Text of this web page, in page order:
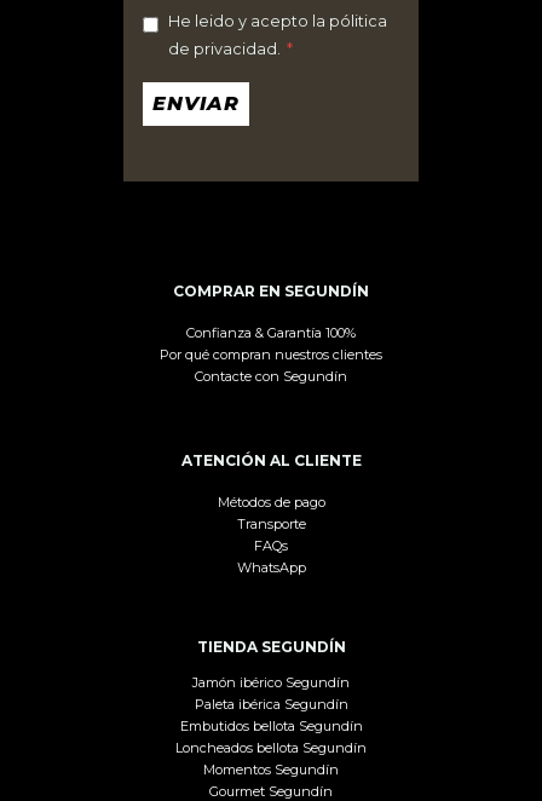
He leido y acepto la pólitica
de privacidad. *
ENVIAR
COMPRAR EN SEGUNDÍN
Confianza & Garantía 100%
Por qué compran nuestros clientes
Contacte con Segundín
ATENCIÓN AL CLIENTE
Métodos de pago
Transporte
FAQs
WhatsApp
TIENDA SEGUNDÍN
Jamón ibérico Segundín
Paleta ibérica Segundín
Embutidos bellota Segundín
Loncheados bellota Segundín
Momentos Segundín
Gourmet Segundín